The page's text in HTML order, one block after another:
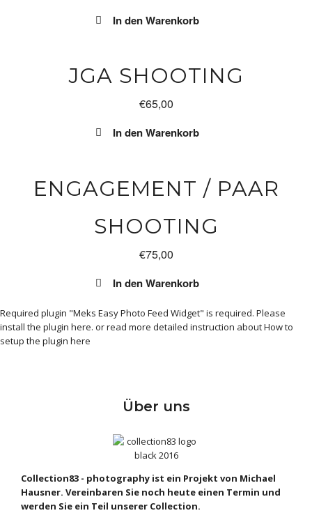
In den Warenkorb
JGA SHOOTING
€65,00
In den Warenkorb
ENGAGEMENT / PAAR
SHOOTING
€75,00
In den Warenkorb
Required plugin "Meks Easy Photo Feed Widget" is required. Please
install the plugin here. or read more detailed instruction aboutHow to
setup the plugin here
Über uns
Collection83 - photography ist ein Projekt von Michael
Hausner. Vereinbaren Sie noch heute einen Termin und
werden Sie ein Teil unserer Collection.